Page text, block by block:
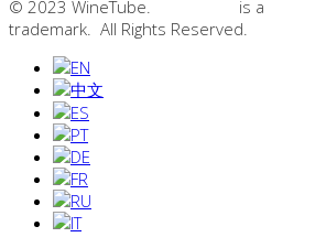
© 2023 WineTube.
is a
trademark. All Rights Reserved.